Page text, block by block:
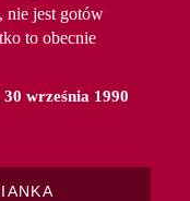
nie jest gotów
to obecnie
września 1990